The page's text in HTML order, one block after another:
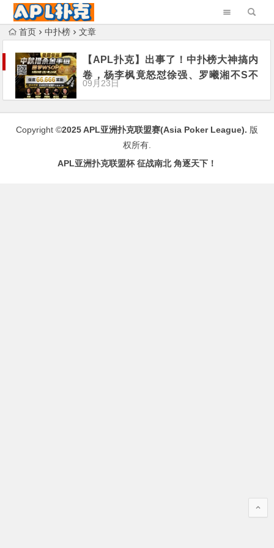
首页 中扑榜 文章
【APL扑克】出事了！中扑榜大神搞内
卷，杨李枫竟怒怼徐强、罗曦湘不S不
休？
09月23日
Copyright ©2025APL亚洲扑克联盟赛(Asia Poker League). 版
权所有.
APL亚洲扑克联盟杯 征战南北 角逐天下！